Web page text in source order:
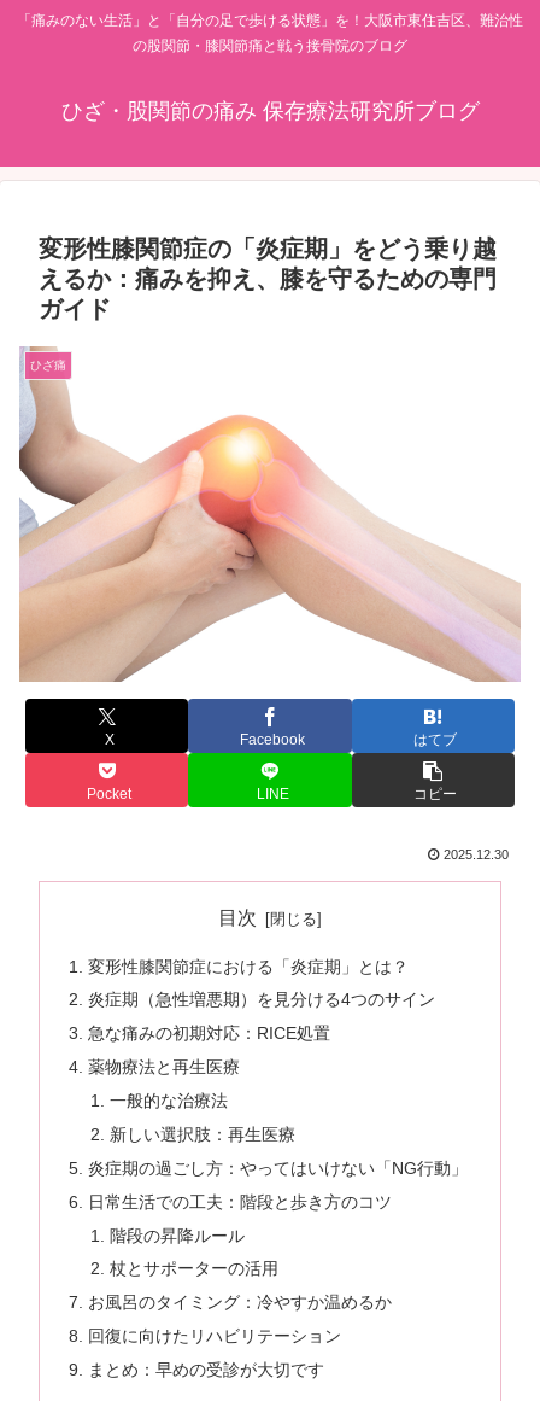
「痛みのない生活」と「自分の足で歩ける状態」を！大阪市東住吉区、難治性
の股関節・膝関節痛と戦う接骨院のブログ
ひざ・股関節の痛み 保存療法研究所ブログ
変形性膝関節症の「炎症期」をどう乗り越
えるか：痛みを抑え、膝を守るための専門
ガイド
ひざ痛
X Facebook はてブ
Pocket LINE コピー
2025.12.30
目次
変形性膝関節症における「炎症期」とは？
炎症期（急性増悪期）を見分ける4つのサイン
急な痛みの初期対応：RICE処置
薬物療法と再生医療
一般的な治療法
新しい選択肢：再生医療
炎症期の過ごし方：やってはいけない「NG行動」
日常生活での工夫：階段と歩き方のコツ
階段の昇降ルール
杖とサポーターの活用
お風呂のタイミング：冷やすか温めるか
回復に向けたリハビリテーション
まとめ：早めの受診が大切です